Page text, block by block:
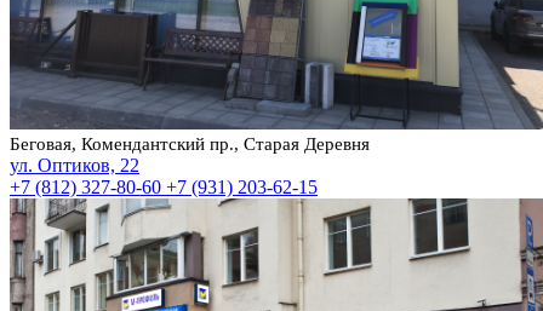
Беговая, Комендантский пр., Старая Деревня
ул. Оптиков, 22
+7 (812) 327-80-60 +7 (931) 203-62-15